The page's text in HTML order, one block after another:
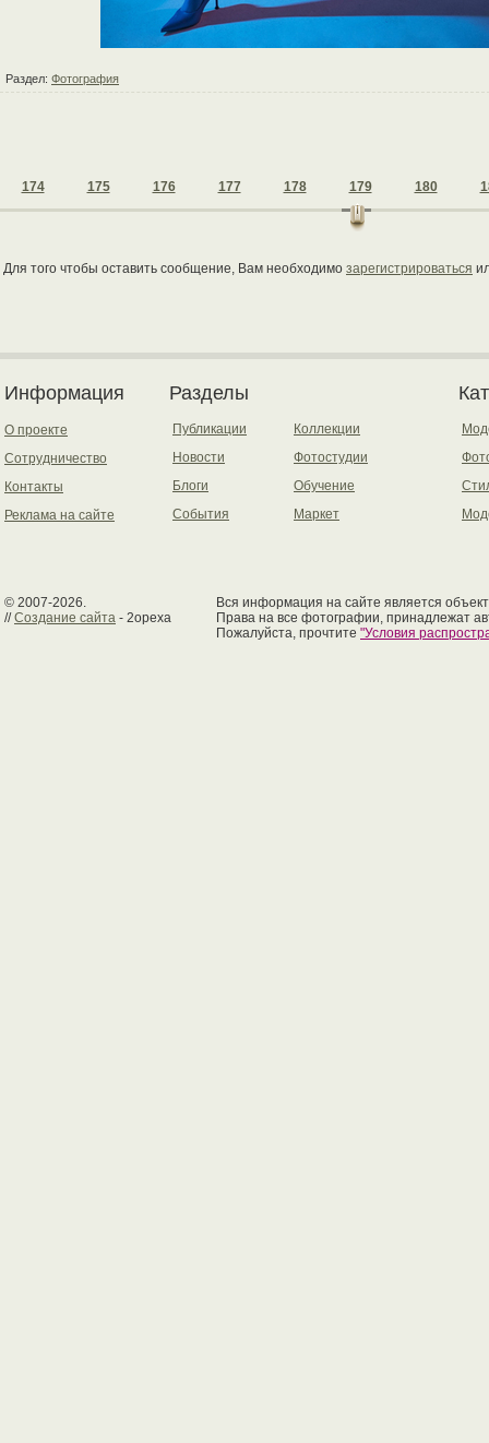
Раздел: Фотография
174 175 176 177 178 179 180
Для того чтобы оставить сообщение, Вам необходимо зарегистрироваться
Информация
О проекте
Сотрудничество
Контакты
Реклама на сайте
Разделы
Публикации
Новости
Блоги
События
Коллекции
Фотостудии
Обучение
Маркет
© 2007-2026.
//Создание сайта - 2opexa
Вся информация на сайте является
Права на все фотографии, принадлежат
Пожалуйста, прочтите "Условия